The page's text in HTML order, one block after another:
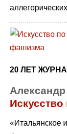
20 ЛЕТ
«Итальянское